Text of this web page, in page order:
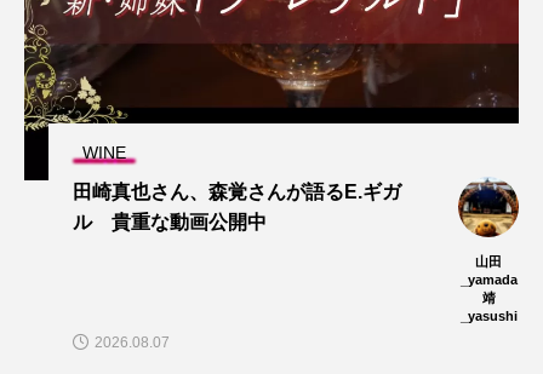
WINE
田崎真也さん、森覚さんが語るE.ギガ
ル 貴重な動画公開中
山田
_yamada
靖
_yasushi
2026.08.07